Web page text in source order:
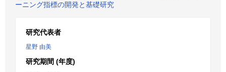
ーニング指標の開発と基礎研究
研究代表者
星野 由美
研究期間 (年度)